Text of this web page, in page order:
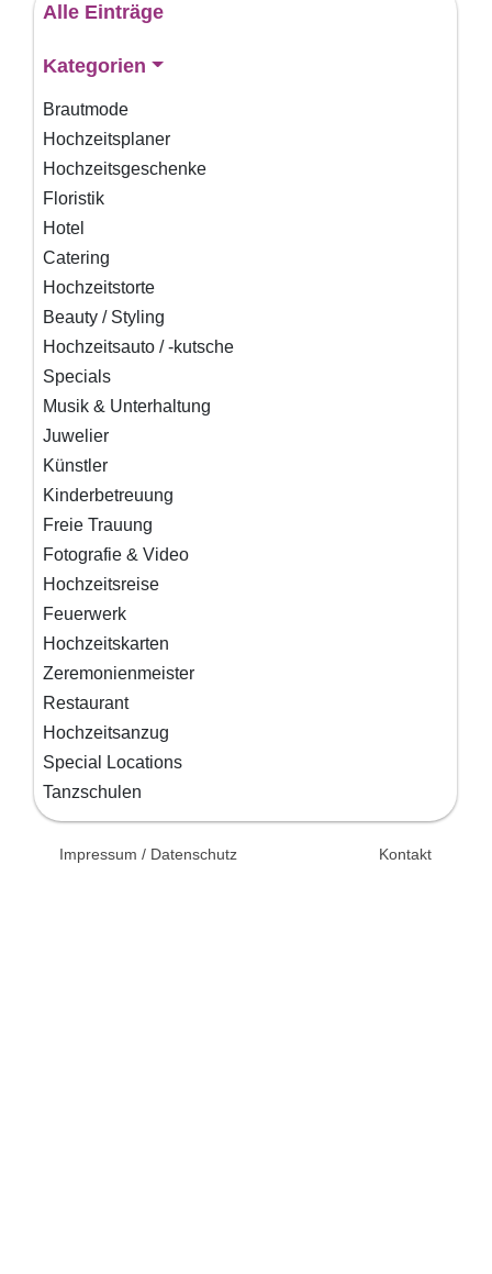
Alle Einträge
Kategorien
Brautmode
Hochzeitsplaner
Hochzeitsgeschenke
Floristik
Hotel
Catering
Hochzeitstorte
Beauty / Styling
Hochzeitsauto / -kutsche
Specials
Musik & Unterhaltung
Juwelier
Künstler
Kinderbetreuung
Freie Trauung
Fotografie & Video
Hochzeitsreise
Feuerwerk
Hochzeitskarten
Zeremonienmeister
Restaurant
Hochzeitsanzug
Special Locations
Tanzschulen
Impressum / Datenschutz Kontakt
© 2026 Unsertag.de - Ihr